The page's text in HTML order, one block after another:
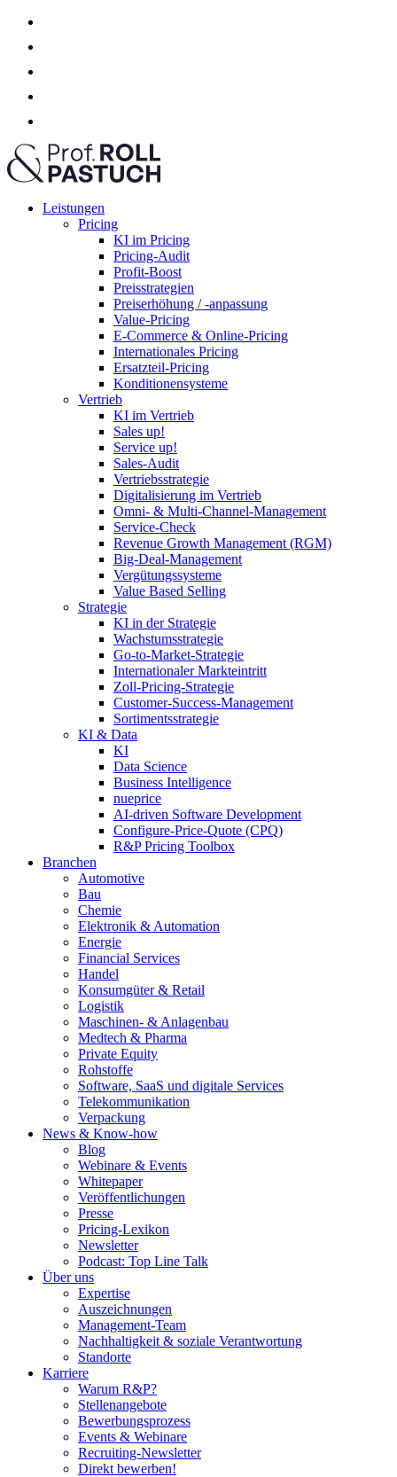
Leistungen
Pricing
KI im Pricing
Pricing-Audit
Profit-Boost
Preisstrategien
Preiserhöhung / -anpassung
Value-Pricing
E-Commerce & Online-Pricing
Internationales Pricing
Ersatzteil-Pricing
Konditionensysteme
Vertrieb
KI im Vertrieb
Sales up!
Service up!
Sales-Audit
Vertriebsstrategie
Digitalisierung im Vertrieb
Omni- & Multi-Channel-Management
Service-Check
Revenue Growth Management (RGM)
Big-Deal-Management
Vergütungssysteme
Value Based Selling
Strategie
KI in der Strategie
Wachstumsstrategie
Go-to-Market-Strategie
Internationaler Markteintritt
Zoll-Pricing-Strategie
Customer-Success-Management
Sortimentsstrategie
KI & Data
KI
Data Science
Business Intelligence
nueprice
AI-driven Software Development
Configure-Price-Quote (CPQ)
R&P Pricing Toolbox
Branchen
Automotive
Bau
Chemie
Elektronik & Automation
Energie
Financial Services
Handel
Konsumgüter & Retail
Logistik
Maschinen- & Anlagenbau
Medtech & Pharma
Private Equity
Rohstoffe
Software, SaaS und digitale Services
Telekommunikation
Verpackung
News & Know-how
Blog
Webinare & Events
Whitepaper
Veröffentlichungen
Presse
Pricing-Lexikon
Newsletter
Podcast: Top Line Talk
Über uns
Expertise
Auszeichnungen
Management-Team
Nachhaltigkeit & soziale Verantwortung
Standorte
Karriere
Warum R&P?
Stellenangebote
Bewerbungsprozess
Events & Webinare
Recruiting-Newsletter
Direkt bewerben!